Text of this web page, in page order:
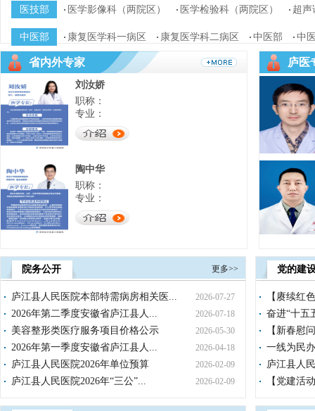
复旦大学附属肿瘤医院胰腺肝胆外科
复旦大学附属肿瘤医院胰腺肝胆外科庐江会诊中心正式揭牌，助
力区域医疗水平提升
复旦大学附属肿瘤医院胰腺肝胆外科
null
1
2
3
4
5
脏内科、风湿免疫科
医技部 医学影像科（两院区） 医学检验科（两院区）
超声
中医部
康复医学科一病区 康复医学科二病区 中医部 中
省内外专家
职称：
刘汝娇
专业：
陶中华
专业：
孟庆才
职称：
专业：
庐医
院务公开 更多>>
庐江县人民医院本部特需病房相关医... 2026-07-27
2026年第二季度安徽省庐江县人... 2026-07-18
美容整形类医疗服务项目价格公示 2026-05-30
2026年第一季度安徽省庐江县人... 2026-04-18
庐江县人民医院2026年单位预算 2026-02-09
庐江县人民医院2026年“三公”... 2026-02-09
党的建
【赓续红
奋进“十五
【新春慰
一线为民
庐江县人
【党建活